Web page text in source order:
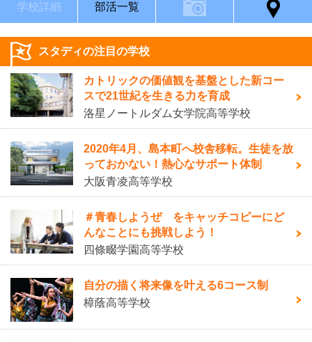
学校詳細 部活一覧
スタディの注目の学校
カトリックの価値観を基盤とした新コー
スで21世紀を生きる力を育成
洛星ノートルダム女学院高等学校
2020年4月、島本町へ校舎移転。生徒を放
っておかない！熱心なサポート体制
大阪青凌高等学校
＃青春しようぜ をキャッチコピーにど
んなことにも挑戦しよう！
四條畷学園高等学校
自分の描く将来像を叶える6コース制
樟蔭高等学校